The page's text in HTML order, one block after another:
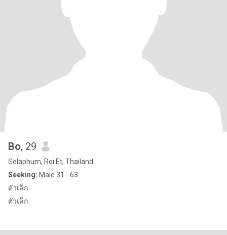
Bo, 29
Selaphum, Roi Et, Thailand
Seeking: Male 31 - 63
ตัวเล็ก
ตัวเล็ก